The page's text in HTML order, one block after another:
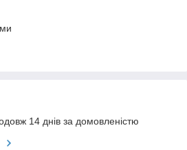
14 днів за домовленістю